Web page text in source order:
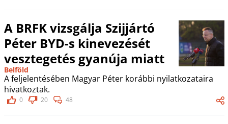
A BRFK vizsgálja Szijjártó
Péter BYD-s kinevezését
vesztegetés gyanúja miatt
Belföld
A feljelentésében Magyar Péter korábbi nyilatkozataira
hivatkoztak.
0 20 48